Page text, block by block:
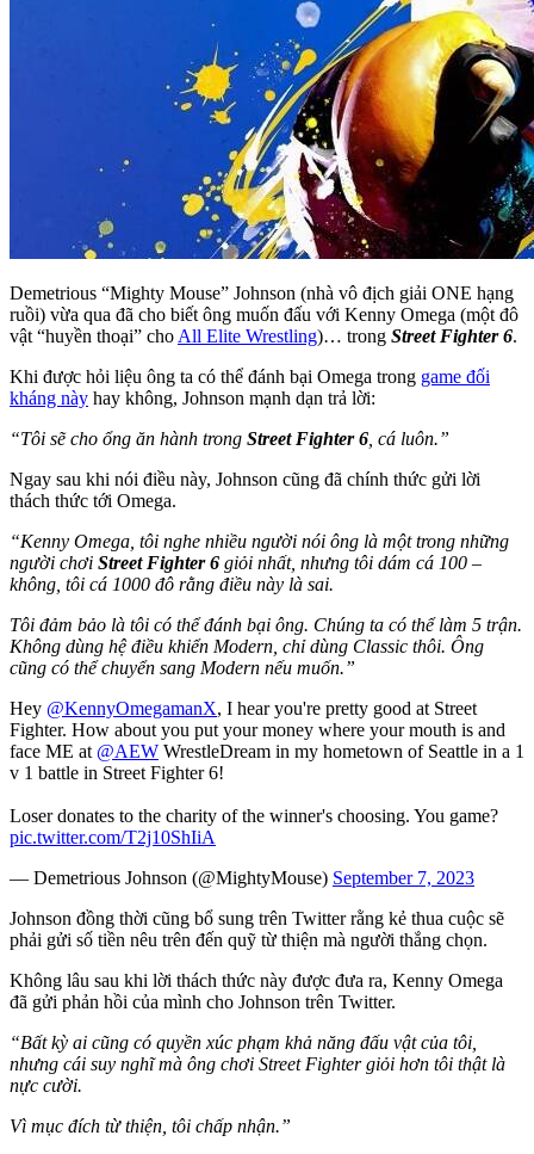
Demetrious “Mighty Mouse” Johnson (nhà vô địch giải ONE hạng
ruồi) vừa qua đã cho biết ông muốn đấu với Kenny Omega (một đô
vật “huyền thoại” cho All Elite Wrestling)… trong Street Fighter 6.
Khi được hỏi liệu ông ta có thể đánh bại Omega trong game đối
kháng này hay không, Johnson mạnh dạn trả lời:
“Tôi sẽ cho ổng ăn hành trong Street Fighter 6 , cá luôn.”
Ngay sau khi nói điều này, Johnson cũng đã chính thức gửi lời
thách thức tới Omega.
“Kenny Omega, tôi nghe nhiều người nói ông là một trong những
người chơi Street Fighter 6 giỏi nhất, nhưng tôi dám cá 100 –
không, tôi cá 1000 đô rằng điều này là sai.
Tôi đảm bảo là tôi có thể đánh bại ông. Chúng ta có thể làm 5 trận.
Không dùng hệ điều khiển Modern, chỉ dùng Classic thôi. Ông
cũng có thể chuyển sang Modern nếu muốn.”
Hey @KennyOmegamanX, I hear you're pretty good at Street
Fighter. How about you put your money where your mouth is and
face ME at @AEW WrestleDream in my hometown of Seattle in a 1
v 1 battle in Street Fighter 6!
Loser donates to the charity of the winner's choosing. You game?
pic.twitter.com/T2j10ShIiA
— Demetrious Johnson (@MightyMouse) September 7, 2023
Johnson đồng thời cũng bổ sung trên Twitter rằng kẻ thua cuộc sẽ
phải gửi số tiền nêu trên đến quỹ từ thiện mà người thắng chọn.
Không lâu sau khi lời thách thức này được đưa ra, Kenny Omega
đã gửi phản hồi của mình cho Johnson trên Twitter.
“Bất kỳ ai cũng có quyền xúc phạm khả năng đấu vật của tôi,
nhưng cái suy nghĩ mà ông chơi Street Fighter giỏi hơn tôi thật là
nực cười.
Vì mục đích từ thiện, tôi chấp nhận.”